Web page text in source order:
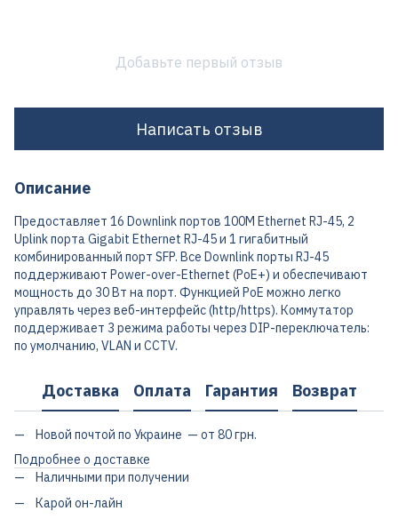
Добавьте первый отзыв
Написать отзыв
Описание
Предоставляет 16 Downlink портов 100M Ethernet RJ-45, 2
Uplink порта Gigabit Ethernet RJ-45 и 1 гигабитный
комбинированный порт SFP. Все Downlink порты RJ-45
поддерживают Power-over-Ethernet (PoE+) и обеспечивают
мощность до 30 Вт на порт. Функцией PoE можно легко
управлять через веб-интерфейс (http/https). Коммутатор
поддерживает 3 режима работы через DIP-переключатель:
по умолчанию, VLAN и CCTV.
Доставка Оплата Гарантия Возврат
Новой почтой по Украине — от 80 грн.
Подробнее о доставке
Наличными при получении
Карой он-лайн